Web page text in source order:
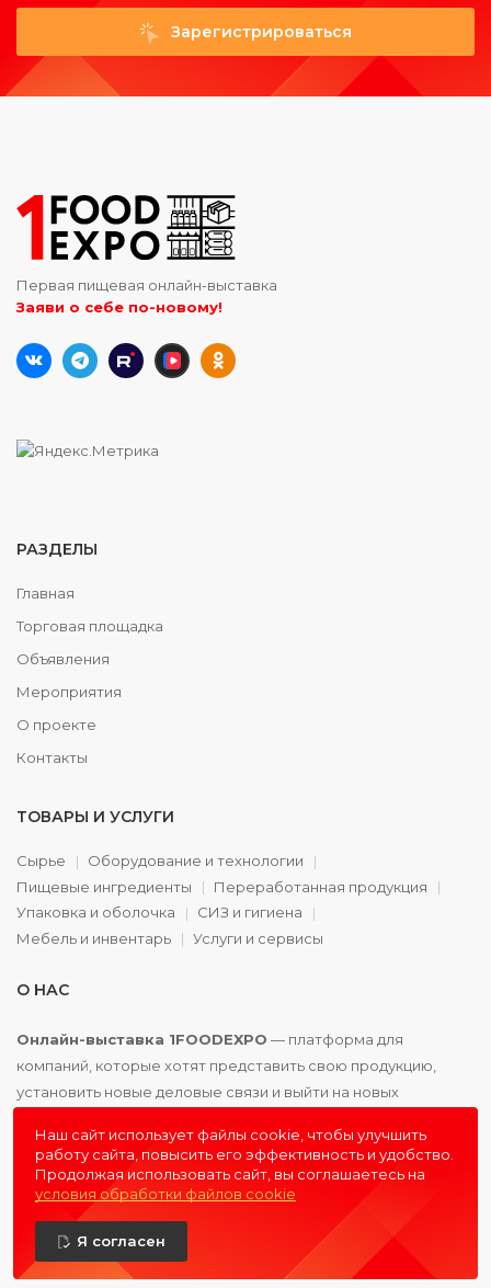
Зарегистрироваться
Первая пищевая онлайн-выставка
Заяви о себе по-новому!
РАЗДЕЛЫ
Главная
Торговая площадка
Объявления
Мероприятия
О проекте
Контакты
ТОВАРЫ И УСЛУГИ
Сырье
Оборудование и технологии
Пищевые ингредиенты
Переработанная продукция
Упаковка и оболочка
СИЗ и гигиена
Мебель и инвентарь
Услуги и сервисы
О НАС
Онлайн-выставка 1FOODEXPO — платформа для
компаний, которые хотят представить свою продукцию,
установить новые деловые связи и выйти на новых
© 2016 - 20261FOODEXPO
- первая пищевая онлайн-
Наш сайт использует файлы cookie, чтобы улучшить
работу сайта, повысить его эффективность и удобство.
Продолжая использовать сайт, вы соглашаетесь на
условия обработки файлов cookie
Я согласен